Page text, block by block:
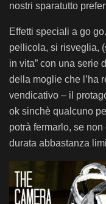
nostri sparatutto
Effetti speciali a go
pellicola, si risveglia,
in vita” con una serie
della moglie che l’ha
vendicativo – il
ok sinchè qualcuno
potrà fermarlo, se
durata abbastanza